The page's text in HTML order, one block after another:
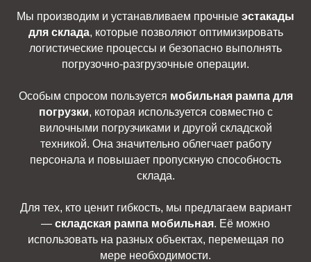
Мы производим и устанавливаем прочные эстакады
для склада, которые позволяют оптимизировать
логистические процессы и безопасно выполнять
погрузочно-разгрузочные операции.
Особым спросом пользуется мобильная рампа для
погрузки, которая используется совместно с
вилочными погрузчиками и другой складской
техникой. Она значительно облегчает работу
персонала и повышает пропускную способность
склада.
Для тех, кто ценит гибкость, мы предлагаем вариант
— складская рампа мобильная. Её можно
использовать на разных объектах, перемещая по
мере необходимости.